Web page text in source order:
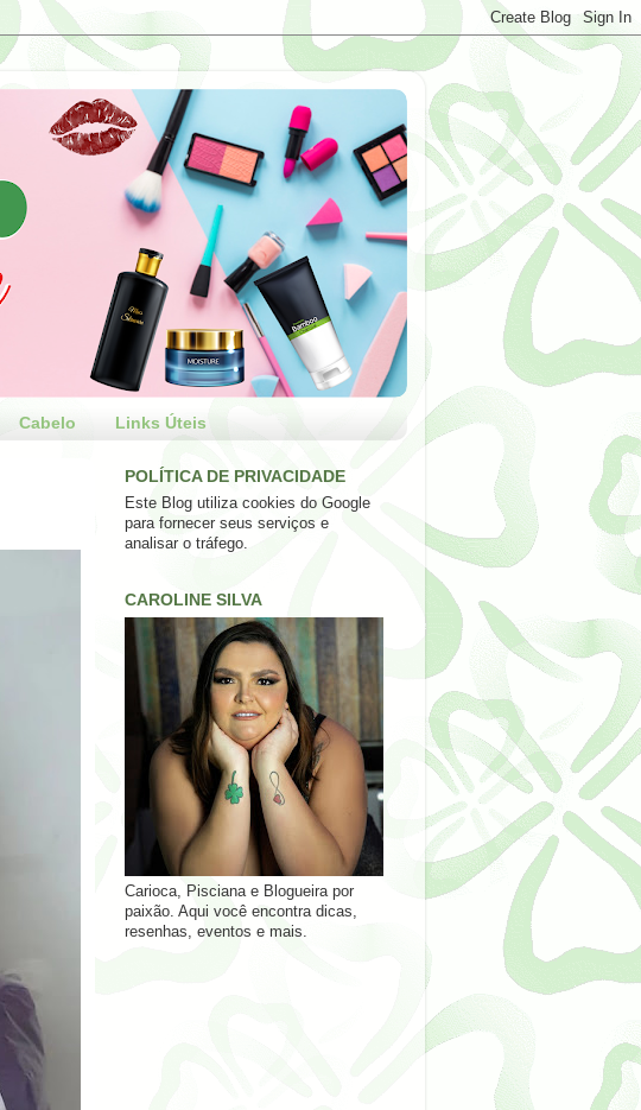
Cabelo Links Úteis
POLÍTICA DE PRIVACIDADE
Este Blog utiliza cookies do Google
para fornecer seus serviços e
analisar o tráfego.
CAROLINE SILVA
Carioca, Pisciana e Blogueira por
paixão. Aqui você encontra dicas,
resenhas, eventos e mais.